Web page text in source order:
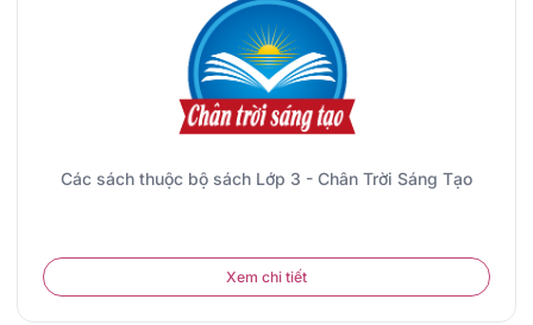
Các sách thuộc bộ sách Lớp 3 - Chân Trời Sáng Tạo
Xem chi tiết